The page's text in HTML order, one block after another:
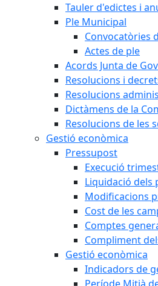
Tauler d'edictes i
Ple Municipal
Convocatòries
Actes de ple
Acords Junta de
Resolucions i
Resolucions
Dictàmens de la
Resolucions de les
Gestió econòmica
Pressupost
Execució
Liquidació dels
Modificacions
Cost de les
Comptes
Compliment
Gestió econòmica
Indicadors de